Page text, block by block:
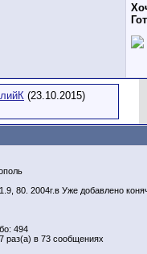
(23.10.2015)
80. 2004г.в Уже добавлено
494
раз(а) в 73 сообщениях